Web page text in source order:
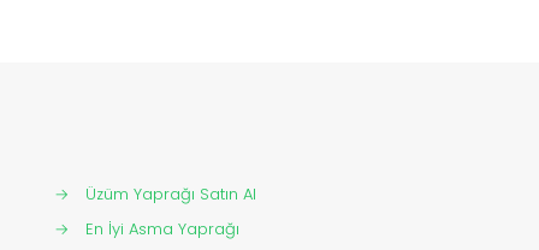
→
Üzüm Yaprağı Satın Al
→
En İyi Asma Yaprağı